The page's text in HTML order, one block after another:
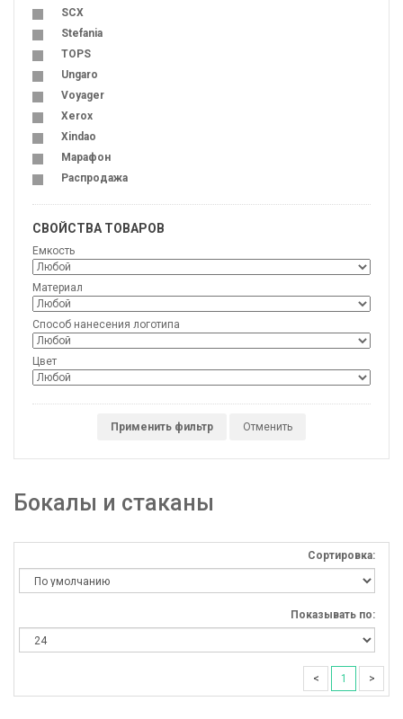
SCX
Stefania
TOPS
Ungaro
Voyager
Xerox
Xindao
Марафон
Распродажа
СВОЙСТВА ТОВАРОВ
Емкость
Материал
Способ нанесения логотипа
Цвет
Применить фильтр Отменить
Бокалы и стаканы
Сортировка:
Показывать по:
< 1 >